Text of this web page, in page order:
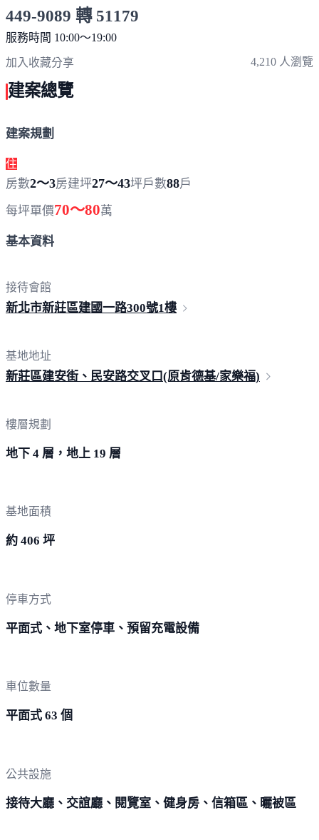
449-9089 轉 51179
服務時間 10:00～19:00
加入收藏分享 4,210 人瀏覽
建案總覽
建案規劃
住
房數2～3房建坪27～43坪戶數88戶
每坪單價70～80萬
基本資料
接待會館
新北市新莊區建國一路300號1樓
基地地址
新莊區建安街、民安路交叉口(原肯德基/家樂福)
樓層規劃
地下 4 層，地上 19 層
基地面積
約 406 坪
停車方式
平面式、地下室停車、預留充電設備
車位數量
平面式 63 個
公共設施
接待大廳、交誼廳、閱覽室、健身房、信箱區、曬被區